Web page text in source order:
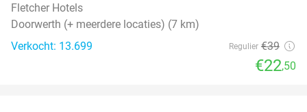
Fletcher Hotels
Doorwerth (+ meerdere locaties) (7 km)
Verkocht: 13.699
Regulier €39
€22,50